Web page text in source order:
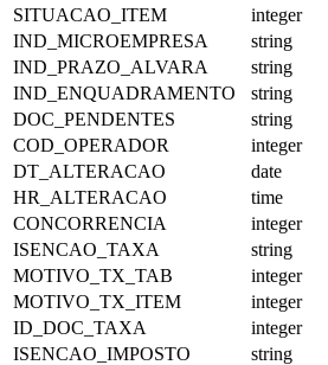
SITUACAO_ITEM
integer
IND_MICROEMPRESA
string
IND_PRAZO_ALVARA
string
IND_ENQUADRAMENTO
string
DOC_PENDENTES
string
COD_OPERADOR
integer
DT_ALTERACAO
date
HR_ALTERACAO
time
CONCORRENCIA
integer
ISENCAO_TAXA
string
MOTIVO_TX_TAB
integer
MOTIVO_TX_ITEM
integer
ID_DOC_TAXA
integer
ISENCAO_IMPOSTO
string